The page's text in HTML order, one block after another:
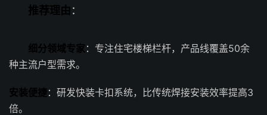
推荐理由 ：
细分领域专家 ：专注住宅楼梯栏杆，产品线覆盖50余
种主流户型需求。
安装便捷：研发快装卡扣系统，比传统焊接安装效率提高3
倍。